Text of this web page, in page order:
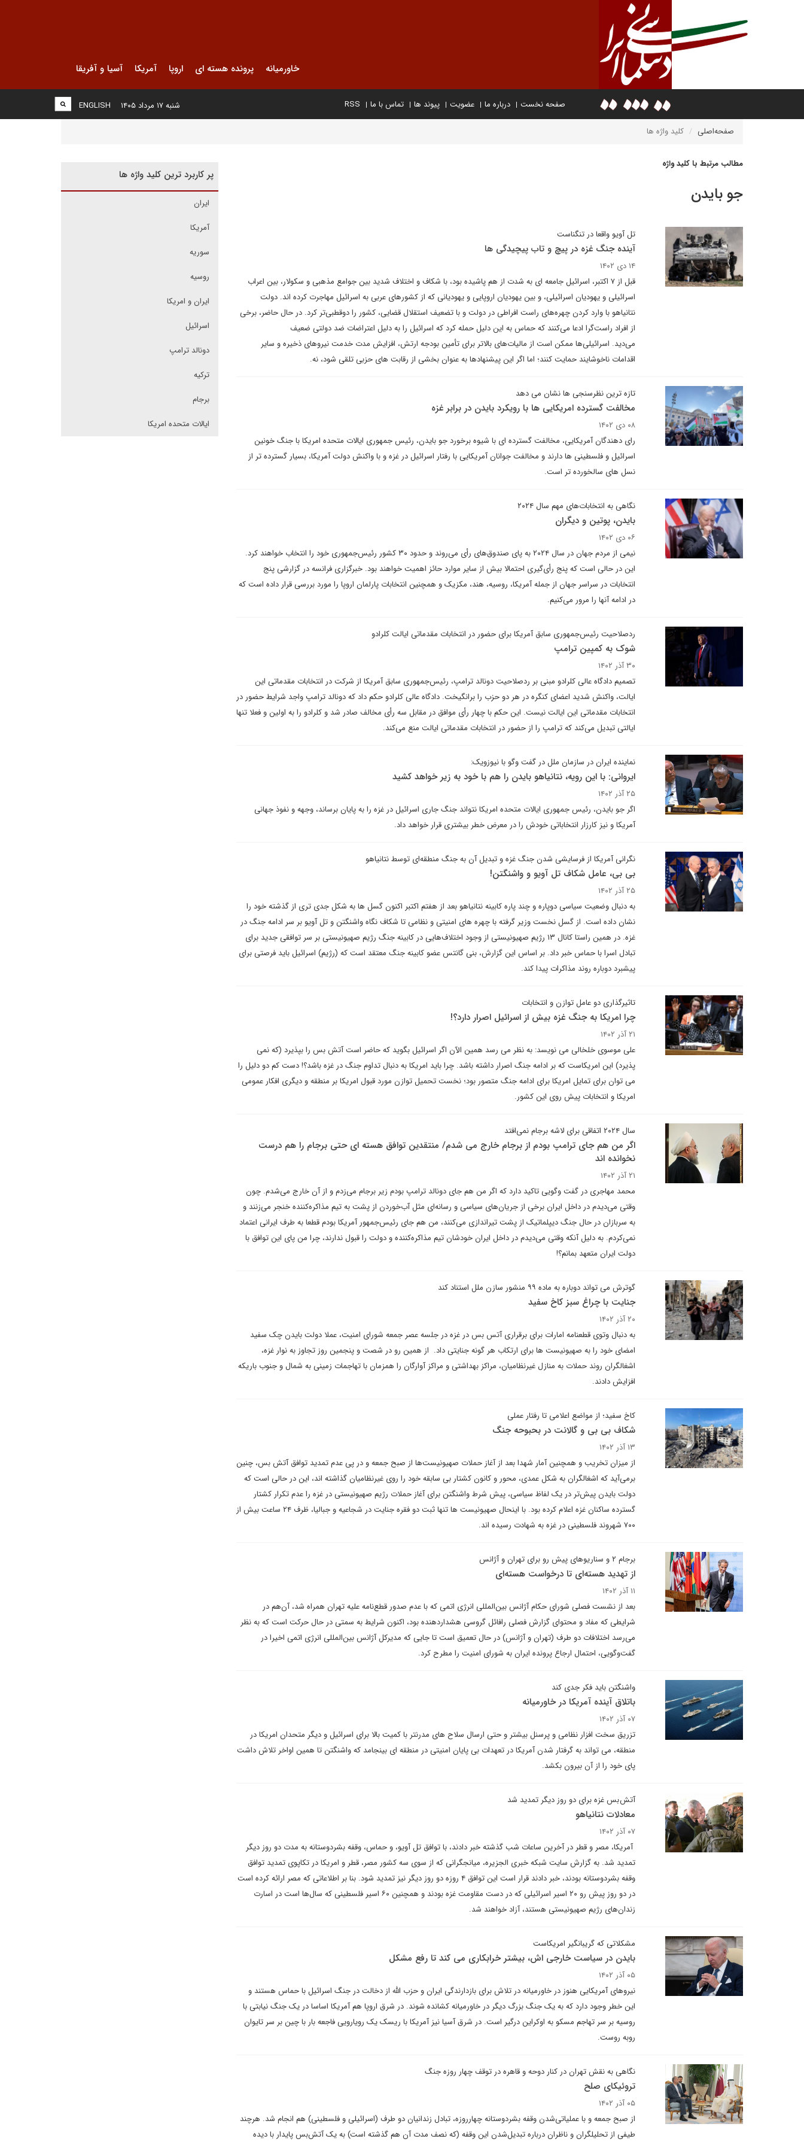
خاورمیانه پرونده هسته ای اروپا آمریکا آسیا و آفریقا
صفحه نخست درباره ما عضویت پیوند ها تماس با ما RSS
ENGLISH شنبه ۱۷ مرداد ۱۴۰۵
صفحه‌اصلی کلید واژه ها
مطالب مرتبط با کلید واژه
جو بایدن
تل آویو واقعا در تنگناست
آینده جنگ غزه در پیچ و تاب پیچیدگی ها
۱۴ دی ۱۴۰۲
قبل از ۷ اکتبر، اسرائیل جامعه ای به شدت از هم پاشیده بود، با شکاف و اختلاف شدید بین جوامع مذهبی و سکولار، بین اعراب
اسرائیلی و یهودیان اسرائیلی، و بین یهودیان اروپایی و یهودیانی که از کشورهای عربی به اسرائیل مهاجرت کرده اند. دولت
نتانیاهو با وارد کردن چهره‌های راست افراطی در دولت و با تضعیف استقلال قضایی، کشور را دوقطبی‌تر کرد. در حال حاضر، برخی
از افراد راست‌گرا ادعا می‌کنند که حماس به این دلیل حمله کرد که اسرائیل را به دلیل اعتراضات ضد دولتی ضعیف
می‌دید. اسرائیلی‌ها ممکن است از مالیات‌های بالاتر برای تأمین بودجه ارتش، افزایش مدت خدمت نیروهای ذخیره و سایر
اقدامات ناخوشایند حمایت کنند؛ اما اگر این پیشنهادها به عنوان بخشی از رقابت های حزبی تلقی شود، نه.
تازه ترین نظرسنجی ها نشان می دهد
مخالفت گسترده امریکایی ها با رویکرد بایدن در برابر غزه
۰۸ دی ۱۴۰۲
رای دهندگان آمریکایی، مخالفت گسترده ای با شیوه برخورد جو بایدن، رئیس جمهوری ایالات متحده امریکا با جنگ خونین
اسرائیل و فلسطینی ها دارند و مخالفت جوانان آمریکایی با رفتار اسرائیل در غزه و با واکنش دولت آمریکا، بسیار گسترده تر از
نسل های سالخورده تر است.
نگاهی به انتخابات‌های مهم سال ۲۰۲۴
بایدن، پوتین و دیگران
۰۶ دی ۱۴۰۲
نیمی از مردم جهان در سال ۲۰۲۴ به پای صندوق‌های رأی می‌روند و حدود ۳۰ کشور رئیس‌جمهوری خود را انتخاب خواهند کرد.
این در حالی است که پنج رأی‌گیری احتمالا بیش از سایر موارد حائز اهمیت خواهند بود. خبرگزاری فرانسه در گزارشی پنج
انتخابات در سراسر جهان از جمله آمریکا، روسیه، هند، مکزیک و همچنین انتخابات پارلمان اروپا را مورد بررسی قرار داده است که
در ادامه آنها را مرور می‌کنیم.
رد‌صلاحیت رئیس‌جمهوری سابق آمریکا برای حضور در انتخابات مقدماتی ایالت کلرادو
شوک به کمپین ترامپ
۳۰ آذر ۱۴۰۲
تصمیم دادگاه عالی کلرادو مبنی بر رد‌صلاحیت دونالد ترامپ، رئیس‌جمهوری سابق آمریکا از شرکت در انتخابات مقدماتی این
ایالت، واکنش‌ شدید اعضای کنگره در هر دو حزب را برانگیخت. دادگاه عالی کلرادو حکم داد که دونالد ترامپ واجد شرایط حضور در
انتخابات مقدماتی این ایالت نیست. این حکم با چهار رأی موافق در مقابل سه رأی مخالف صادر شد و کلرادو را به اولین و فعلا تنها
ایالتی تبدیل می‌کند که ترامپ را از حضور در انتخابات مقدماتی ایالت منع می‌کند.
نماینده ایران در سازمان ملل در گفت وگو با نیوزویک:
ایروانی: با این رویه، نتانیاهو بایدن را هم با خود به زیر خواهد کشید
۲۵ آذر ۱۴۰۲
اگر جو بایدن، رئیس جمهوری ایالات متحده امریکا نتواند جنگ جاری اسرائیل در غزه را به پایان برساند، وجهه و نفوذ جهانی
آمریکا و نیز کارزار انتخاباتی خودش را در معرض خطر بیشتری قرار خواهد داد.
نگرانی آمریکا از فرسایشی شدن جنگ غزه و تبدیل آن به جنگ منطقه‌ای توسط نتانیاهو
بی بی، عامل شکاف تل آویو و واشنگتن!
۲۵ آذر ۱۴۰۲
به دنبال وضعیت سیاسی دوپاره و چند پاره کابینه نتانیاهو بعد از هفتم اکتبر اکنون گسل ها به شکل جدی تری از گذشته خود را
نشان داده است. از گسل نخست وزیر گرفته با چهره های امنیتی و نظامی تا شکاف نگاه واشنگتن و تل آویو بر سر ادامه جنگ در
غزه. در همین راستا کانال ۱۳ رژیم صهیونیستی از وجود اختلاف‌هایی در کابینه جنگ رژیم صهیونیستی بر سر توافقی جدید برای
تبادل اسرا با حماس خبر داد. بر اساس این گزارش، بنی گانتس عضو کابینه جنگ معتقد است که (رژیم) اسرائیل باید فرصتی برای
پیشبرد دوباره روند مذاکرات پیدا کند.
تاثیرگذاری دو عامل توازن و انتخابات
چرا امریکا به جنگ غزه بیش از اسرائیل اصرار دارد؟!
۲۱ آذر ۱۴۰۲
علی موسوی خلخالی می نویسد: به نظر می رسد همین الآن اگر اسرائیل بگوید که حاضر است آتش بس را بپذیرد (که نمی
پذیرد) این امریکاست که بر ادامه جنگ اصرار داشته باشد. چرا باید امریکا به دنبال تداوم جنگ در غزه باشد؟! دست کم دو دلیل را
می توان برای تمایل امریکا برای ادامه جنگ متصور بود؛ نخست تحمیل توازن مورد قبول امریکا بر منطقه و دیگری افکار عمومی
امریکا و انتخابات پیش روی این کشور.
سال ۲۰۲۴ اتفاقی برای لاشه برجام نمی‌افتد
اگر من هم جای ترامپ بودم از برجام خارج می شدم/ منتقدین توافق هسته ای حتی برجام را هم درست
نخوانده اند
۲۱ آذر ۱۴۰۲
محمد مهاجری در گفت وگویی تاکید دارد که اگر من هم جای دونالد ترامپ بودم زیر برجام می‌زدم و از آن خارج می‌شدم‌. چون
وقتی می‌دیدم در داخل ایران برخی از جریان‌های سیاسی و رسانه‌ای مثل آب‌خوردن از پشت به تیم مذاکره‌کننده خنجر می‌زنند و
به سربازان در حال جنگ دیپلماتیک از پشت تیراندازی می‌کنند، من هم جای رئیس‌جمهور آمریکا بودم قطعا به طرف ایرانی اعتماد
نمی‌کردم. به دلیل آنکه وقتی می‌دیدم در داخل ایران خودشان تیم مذاکره‌کننده و دولت را قبول ندارند، چرا من پای این توافق با
دولت ایران متعهد بمانم؟!
گوترش می تواند دوباره به ماده ۹۹ منشور سازن ملل استناد کند
جنایت با چراغ سبز کاخ سفید
۲۰ آذر ۱۴۰۲
به دنبال وتوی قطعنامه امارات برای برقراری آتس بس در غزه در جلسه عصر جمعه شورای امنیت، عملا دولت بایدن چک سفید
امضای خود را به صهیونیست ها برای ارتکاب هر گونه جنایتی داد. از همین رو در شصت و پنجمین روز تجاوز به نوار غزه،
اشغالگران روند حملات به منازل غیرنظامیان، مراکز بهداشتی و مراکز آوارگان را همزمان با تهاجمات زمینی به شمال و جنوب باریکه
افزایش دادند.
کاخ سفید؛ از مواضع اعلامی تا رفتار عملی
شکاف بی بی و گالانت در بحبوحه جنگ
۱۳ آذر ۱۴۰۲
از میزان تخریب و همچنین آمار شهدا بعد از آغاز حملات صهیونیست‌ها از صبح جمعه و در پی عدم تمدید توافق آتش بس، چنین
برمی‌آید که اشغالگران به شکل عمدی، محور و کانون کشتار بی سابقه خود را روی غیرنظامیان گذاشته اند، این در حالی است که
دولت بایدن پیش‌تر در یک لفاظ سیاسی، پیش شرط واشنگتن برای آغاز حملات رژیم صهیونیستی در غزه را عدم تکرار کشتار
گسترده ساکنان غزه اعلام کرده بود. با اینحال صهیونیست ها تنها ثبت دو فقره جنایت در شجاعیه و جبالیا، ظرف ۲۴ ساعت بیش از
۷۰۰ شهروند فلسطینی در غزه به شهادت رسیده اند.
برجام ۲ و سناریوهای پیش رو برای تهران و آژانس
از تهدید هسته‌ای تا درخواست هسته‌ای
۱۱ آذر ۱۴۰۲
بعد از نشست فصلی شورای حکام آژانس بین‌المللی انرژی اتمی که با عدم صدور قطع‌نامه علیه تهران همراه شد، آن‌هم در
شرایطی که مفاد و محتوای گزارش فصلی رافائل گروسی هشداردهنده بود، اکنون شرایط به سمتی در حال حرکت است که به نظر
می‌رسد اختلافات دو طرف (تهران و آژانس) در حال تعمیق است تا جایی که مدیرکل آژانس بین‌المللی انرژی اتمی اخیرا در
گفت‌وگویی، احتمال ارجاع پرونده ایران به شورای امنیت را مطرح کرد.
واشنگتن باید فکر جدی کند
باتلاق آینده آمریکا در خاورمیانه
۰۷ آذر ۱۴۰۲
تزریق سخت افزار نظامی و پرسنل بیشتر و حتی ارسال سلاح های مدرنتر با کمیت بالا برای اسرائیل و دیگر متحدان امریکا در
منطقه، می تواند به گرفتار شدن آمریکا در تعهدات بی پایان امنیتی در منطقه ای بینجامد که واشنگتن تا همین اواخر تلاش داشت
پای خود را از آن بیرون بکشد.
آتش بس غزه برای دو روز دیگر تمدید شد
معادلات نتانیاهو
۰۷ آذر ۱۴۰۲
آمریکا، مصر و قطر در آخرین ساعات شب گذشته خبر دادند، با توافق تل آویو، و حماس، وقفه بشردوستانه به مدت دو روز دیگر
تمدید شد. به گزارش سایت شبکه خبری الجزیره، میانجگرانی که از سوی سه کشور مصر، قطر و امریکا در تکاپوی تمدید توافق
وقفه بشردوستانه بودند، خبر دادند قرار است این توافق ۴ روزه دو روز دیگر نیز تمدید شود. بنا بر اطلاعاتی که مصر ارائه کرده است
در دو روز پیش رو ۲۰ اسیر اسرائیلی که در دست مقاومت غزه بودند و همچنین ۶۰ اسیر فلسطینی که سال‌ها است در اسارت
زندان‌های رژیم صهیونیستی هستند، آزاد خواهند شد.
مشکلاتی که گریبانگیر امریکاست
بایدن در سیاست خارجی اش، بیشتر خرابکاری می کند تا رفع مشکل
۰۵ آذر ۱۴۰۲
نیروهای آمریکایی هنوز در خاورمیانه در تلاش برای بازدارندگی ایران و حزب الله از دخالت در جنگ اسرائیل با حماس هستند و
این خطر وجود دارد که به یک جنگ بزرگ دیگر در خاورمیانه کشانده شوند. در شرق اروپا هم آمریکا اساسا در یک جنگ نیابتی با
روسیه بر سر تهاجم مسکو به اوکراین درگیر است. در شرق آسیا نیز آمریکا با ریسک یک رویارویی فاجعه بار با چین بر سر تایوان
روبه روست.
نگاهی به نقش تهران در کنار دوحه و قاهره در توقف چهار روزه جنگ
تروئیکای صلح
۰۵ آذر ۱۴۰۲
از صبح جمعه و با عملیاتی‌شدن وقفه بشردوستانه چهارروزه، تبادل زندانیان دو طرف (اسرائیلی و فلسطینی) هم انجام شد. هرچند
طیفی از تحلیلگران و ناظران درباره تبدیل‌شدن این وقفه (که نصف مدت آن هم گذشته است) به یک آتش‌بس پایدار با دیده
پر کاربرد ترین کلید واژه ها
ایران
آمریکا
سوریه
روسیه
ایران و امریکا
اسرائیل
دونالد ترامپ
ترکیه
برجام
ایالات متحده امریکا